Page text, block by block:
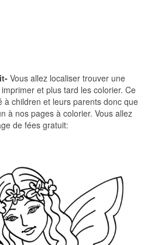
Vous allez localiser trouver une
et plus tard les colorier. Ce
à children et leurs parents donc que
à nos pages à colorier. Vous allez
de fées gratuit: